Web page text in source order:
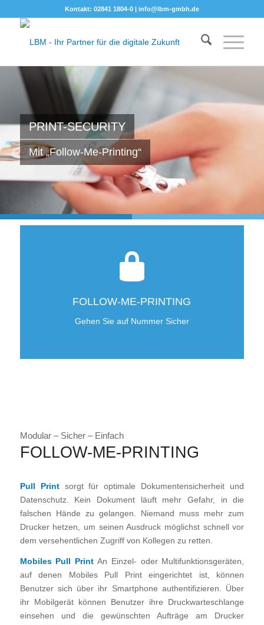
Kontakt: 02841 1804-0 | info@lbm-gmbh.de
PRINT-SECURITY
Mit „Follow-Me-Printing“
FOLLOW-ME-PRINTING
Gehen Sie auf Nummer Sicher
Modular – Sicher – Einfach
FOLLOW-ME-PRINTING
Pull Printsorgt für optimale Dokumentensicherheit und
Datenschutz. Kein Dokument läuft mehr Gefahr, in die
falschen Hände zu gelangen. Niemand muss mehr zum
Drucker hetzen, um seinen Ausdruck möglichst schnell vor
dem versehentlichen Zugriff von Kollegen zu retten.
Mobiles Pull Print An Einzel- oder Multifunktionsgeräten,
auf denen Mobiles Pull Print eingerichtet ist, können
Benutzer sich über ihr Smartphone authentifizieren. Über
ihr Mobilgerät können Benutzer ihre Druckwarteschlange
einsehen und die gewünschten Aufträge am Drucker